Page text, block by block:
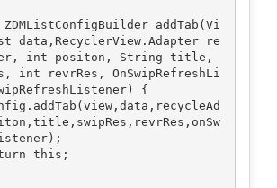
data,RecyclerView.Adapter re
int positon, String title,
int revrRes, OnSwipRefreshLi
{